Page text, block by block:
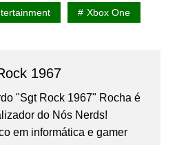
Xbox One
1967
"Sgt Rock 1967" Rocha é
do Nós Nerds!
em informática e gamer